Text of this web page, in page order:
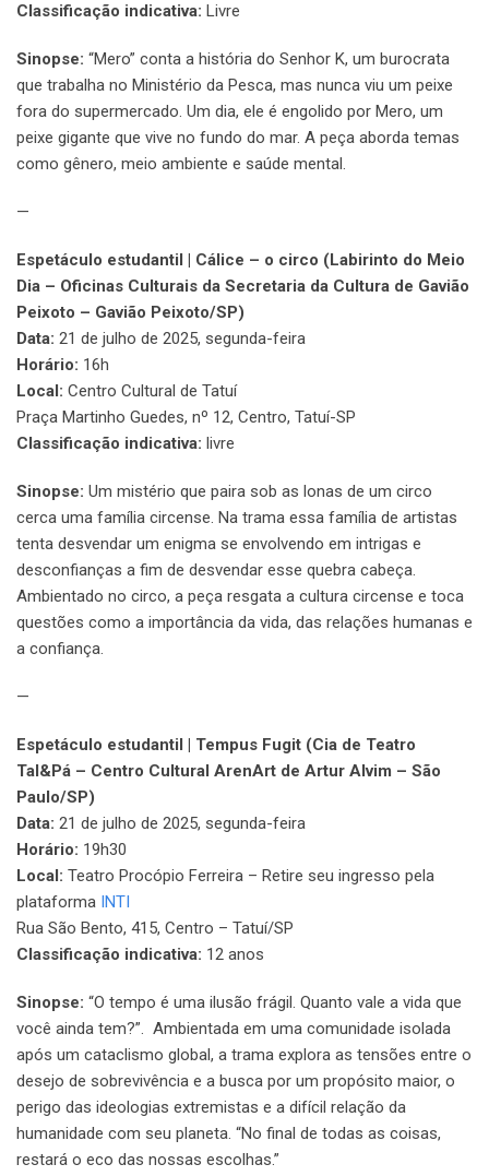
Classificação indicativa: Livre
Sinopse: “Mero” conta a história do Senhor K, um burocrata
que trabalha no Ministério da Pesca, mas nunca viu um peixe
fora do supermercado. Um dia, ele é engolido por Mero, um
peixe gigante que vive no fundo do mar. A peça aborda temas
como gênero, meio ambiente e saúde mental.
—
Espetáculo estudantil | Cálice – o circo (Labirinto do Meio
Dia – Oficinas Culturais da Secretaria da Cultura de Gavião
Peixoto – Gavião Peixoto/SP)
Data: 21 de julho de 2025, segunda-feira
Horário: 16h
Local: Centro Cultural de Tatuí
Praça Martinho Guedes, nº 12, Centro, Tatuí-SP
Classificação indicativa: livre
Sinopse: Um mistério que paira sob as lonas de um circo
cerca uma família circense. Na trama essa família de artistas
tenta desvendar um enigma se envolvendo em intrigas e
desconfianças a fim de desvendar esse quebra cabeça.
Ambientado no circo, a peça resgata a cultura circense e toca
questões como a importância da vida, das relações humanas e
a confiança.
—
Espetáculo estudantil | Tempus Fugit (Cia de Teatro
Tal&Pá – Centro Cultural ArenArt de Artur Alvim – São
Paulo/SP)
Data: 21 de julho de 2025, segunda-feira
Horário: 19h30
Local: Teatro Procópio Ferreira – Retire seu ingresso pela
plataforma INTI
Rua São Bento, 415, Centro – Tatuí/SP
Classificação indicativa: 12 anos
Sinopse: “O tempo é uma ilusão frágil. Quanto vale a vida que
você ainda tem?”. Ambientada em uma comunidade isolada
após um cataclismo global, a trama explora as tensões entre o
desejo de sobrevivência e a busca por um propósito maior, o
perigo das ideologias extremistas e a difícil relação da
humanidade com seu planeta. “No final de todas as coisas,
restará o eco das nossas escolhas.”